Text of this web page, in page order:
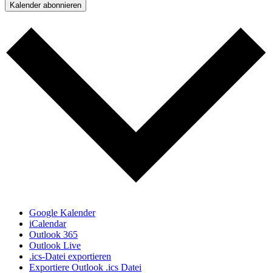
Kalender abonnieren
Google Kalender
iCalendar
Outlook 365
Outlook Live
.ics-Datei exportieren
Exportiere Outlook .ics Datei